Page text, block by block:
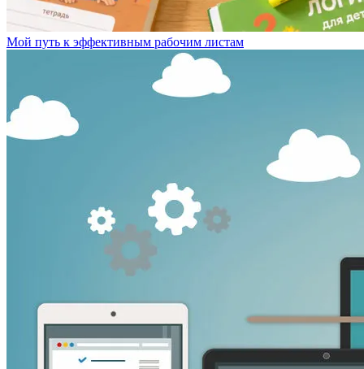
Мой путь к эффективным рабочим листам